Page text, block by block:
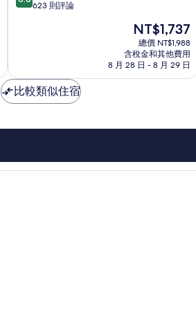
西
分，
夠
讚，
623
評
623 則評論
現
在
價
格
為
NT$1,737
總價 NT$1,988
含稅金和其他費用
8 月 28 日 - 8 月 29 日
比較類似住宿